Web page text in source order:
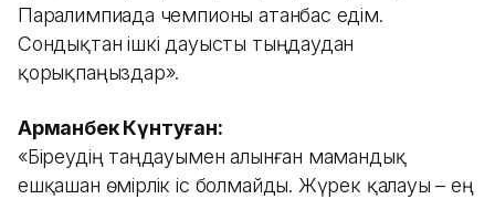
Паралимпиада чемпионы атанбас едім.
Сондықтан ішкі дауысты тыңдаудан
қорықпаңыздар».
Арманбек Күнтуған:
«Біреудің таңдауымен алынған мамандық
ешқашан өмірлік іс болмайды. Жүрек қалауы – ең